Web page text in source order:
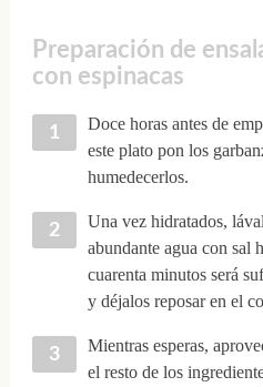
Preparación de
con espinacas
Doce horas antes de
este plato pon los
humedecerlos.
Una vez hidratados,
abundante agua con sal
cuarenta minutos será
y déjalos reposar en el
Mientras esperas,
el resto de los